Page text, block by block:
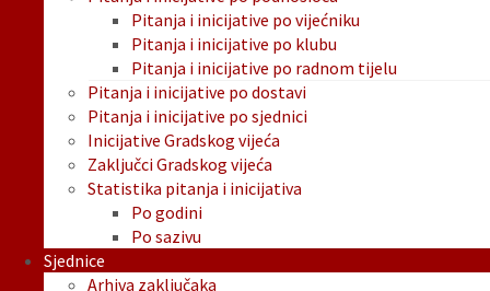
Pitanja i inicijative po vijećniku
Pitanja i inicijative po klubu
Pitanja i inicijative po radnom tijelu
Pitanja i inicijative po dostavi
Pitanja i inicijative po sjednici
Inicijative Gradskog vijeća
Zaključci Gradskog vijeća
Statistika pitanja i inicijativa
Po godini
Po sazivu
Sjednice
Arhiva zaključaka